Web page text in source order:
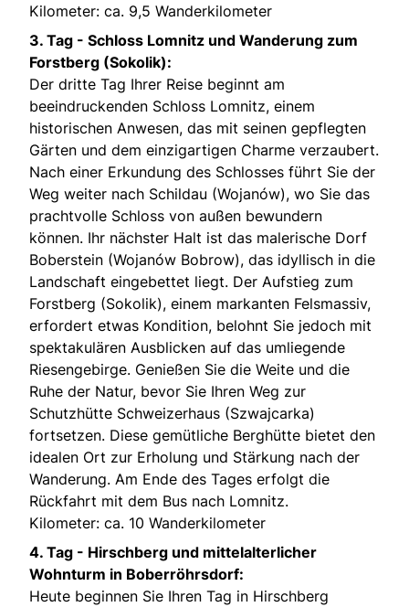
Kilometer: ca. 9,5 Wanderkilometer
3. Tag - Schloss Lomnitz und Wanderung zum
Forstberg (Sokolik):
Der dritte Tag Ihrer Reise beginnt am
beeindruckenden Schloss Lomnitz, einem
historischen Anwesen, das mit seinen gepflegten
Gärten und dem einzigartigen Charme verzaubert.
Nach einer Erkundung des Schlosses führt Sie der
Weg weiter nach Schildau (Wojanów), wo Sie das
prachtvolle Schloss von außen bewundern
können. Ihr nächster Halt ist das malerische Dorf
Boberstein (Wojanów Bobrow), das idyllisch in die
Landschaft eingebettet liegt. Der Aufstieg zum
Forstberg (Sokolik), einem markanten Felsmassiv,
erfordert etwas Kondition, belohnt Sie jedoch mit
spektakulären Ausblicken auf das umliegende
Riesengebirge. Genießen Sie die Weite und die
Ruhe der Natur, bevor Sie Ihren Weg zur
Schutzhütte Schweizerhaus (Szwajcarka)
fortsetzen. Diese gemütliche Berghütte bietet den
idealen Ort zur Erholung und Stärkung nach der
Wanderung. Am Ende des Tages erfolgt die
Rückfahrt mit dem Bus nach Lomnitz.
Kilometer: ca. 10 Wanderkilometer
4. Tag - Hirschberg und mittelalterlicher
Wohnturm in Boberröhrsdorf:
Heute beginnen Sie Ihren Tag in Hirschberg